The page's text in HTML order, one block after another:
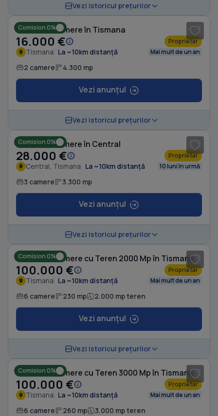
Vezi istoricul prețurilor
Comision 0%
Casă cu 2 camere în Tismana
16.000 € Proprietar
Tismana La ~10km distanță Mai mult de un an
2 camere 4.300 mp
Vezi anunțul
Vezi istoricul prețurilor
Comision 0%
Casă cu 3 camere în Central
28.000 € Proprietar
Central, Tismana La ~10km distanță 10 luni în urmă
3 camere 3.300 mp
Vezi anunțul
Vezi istoricul prețurilor
Comision 0%
Casă cu 6 camere cu Teren 2000 Mp în Tismana
100.000 € Proprietar
Tismana La ~10km distanță Mai mult de un an
6 camere 230 mp 2.000 mp teren
Vezi anunțul
Vezi istoricul prețurilor
Comision 0%
Casă cu 6 camere cu Teren 3000 Mp în Tismana
100.000 € Proprietar
Tismana La ~10km distanță Mai mult de un an
6 camere 260 mp 3.000 mp teren